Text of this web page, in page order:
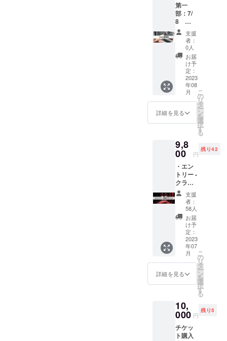
第一
部：7/
8
18:00-
19:30
第二
部：
7/16
18:00-
19:30の
どちら
かを選
んでい
ただき
ます！
お客様
定変更
の場合
は別部
振替対
応、
メッ
セージ
動画振
替対応
いたし
ます！
プログ
ラム(挨
拶10
分、全
体レク
リエー
プ対話
50分、
まとめ
10分、
終了挨
支援
者：
0人
お届
け予
定：
2023
年08
月
詳細を見る
こ
の
リ
タ
ー
ン
を
選
択
す
る
9,8
00 円
残り42
・エン
トリー -
クラ
ファン
限定価
格 - 特
別早割
チケッ
ト ・ク
ラファ
ン終了
後は通
常価格1
カテゴ
リ
15,000
テゴリ
24,000
円 プロ
ジェク
ト終了
支援
者：
58人
お届
け予
定：
2023
年07
月
詳細を見る
こ
の
リ
タ
ー
ン
を
選
択
す
る
10,
000 円
残り5
チケッ
ト購入